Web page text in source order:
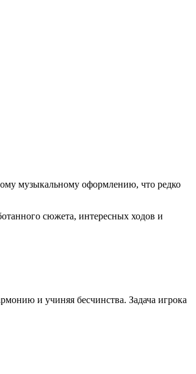
музыкальному оформлению, что редко
сюжета, интересных ходов и
и учиняя бесчинства. Задача игрока